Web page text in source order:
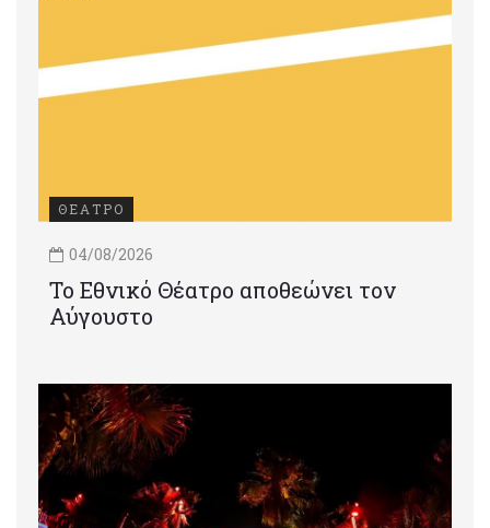
ΘΕΑΤΡΟ
04/08/2026
Το Εθνικό Θέατρο αποθεώνει τον
Αύγουστο